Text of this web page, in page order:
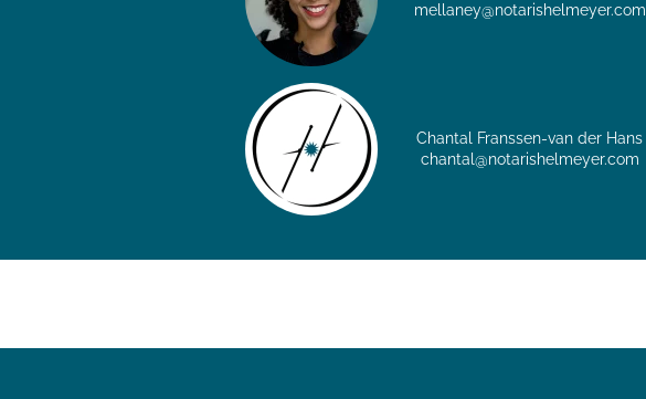
mellaney@notarishelmeyer.com
Chantal Franssen-van der Hans
chantal@notarishelmeyer.com